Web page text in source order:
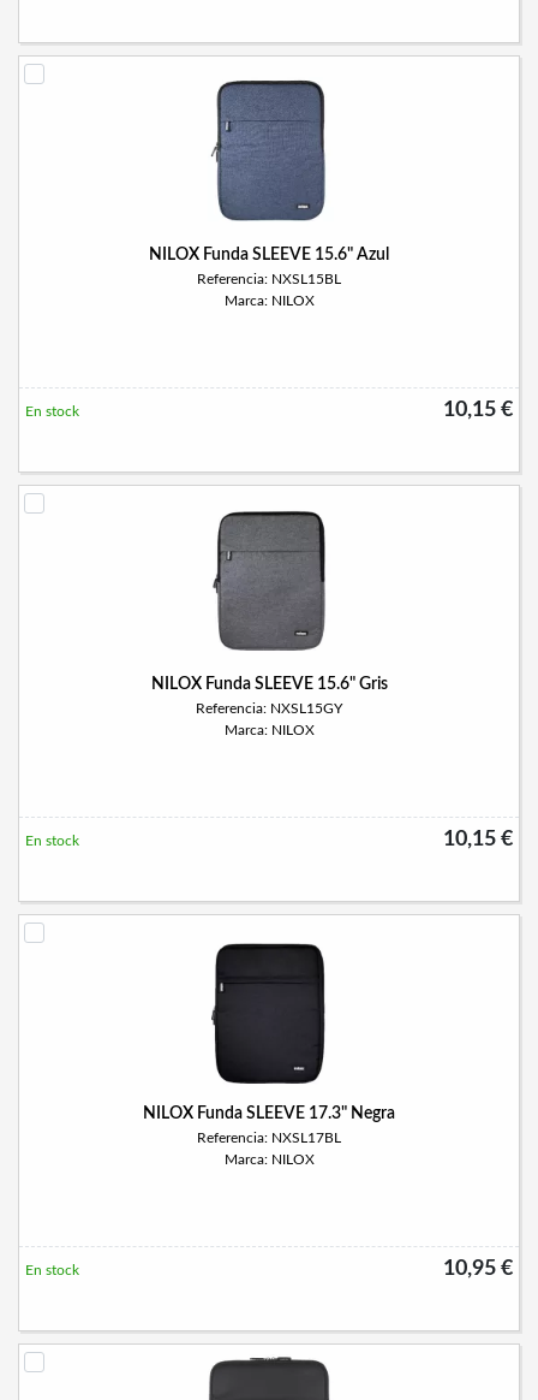
NILOX Funda SLEEVE 15.6" Azul
Referencia: NXSL15BL
Marca: NILOX
10,15 €
En stock
NILOX Funda SLEEVE 15.6" Gris
Referencia: NXSL15GY
Marca: NILOX
10,15 €
En stock
NILOX Funda SLEEVE 17.3" Negra
Referencia: NXSL17BL
Marca: NILOX
10,95 €
En stock